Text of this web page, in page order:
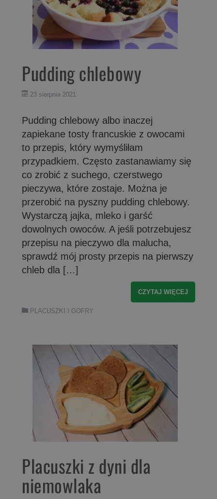
Pudding chlebowy
23 sierpnia 2021
Pudding chlebowy albo inaczej
zapiekane tosty francuskie z owocami
to przepis, który wymyśliłam
przypadkiem. Często zastanawiamy się
co zrobić z suchego, czerstwego
pieczywa, które zostaje. Można je
przerobić na pyszny pudding chlebowy.
Wystarczą jajka, mleko i garść
dowolnych owoców. A jeśli potrzebujesz
przepisu na pieczywo dla malucha,
sprawdź mój prosty przepis na pierwszy
chleb dla […]
CZYTAJ WIĘCEJ
PLACUSZKI I GOFRY
Placuszki z dyni dla
niemowlaka